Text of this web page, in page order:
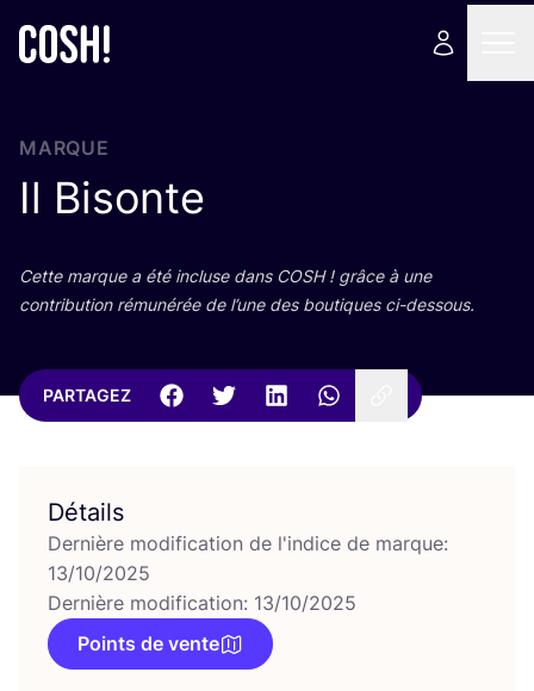
MARQUE
Il Bisonte
Cette marque a été incluse dans COSH! grâce à une
contri­bu­tion rému­né­rée de l’une des bou­tiques ci-dessous.
PARTAGEZ
Détails
Dernière modification de l'indice de marque:
13/10/2025
Dernière modification: 13/10/2025
Points de vente